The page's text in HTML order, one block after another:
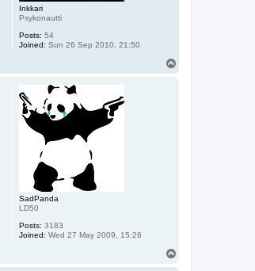
Inkkari
Psykonautti
Posts: 54
Joined: Sun 26 Sep 2010, 21:50
SadPanda
LD50
Posts: 3183
Joined: Wed 27 May 2009, 15:26